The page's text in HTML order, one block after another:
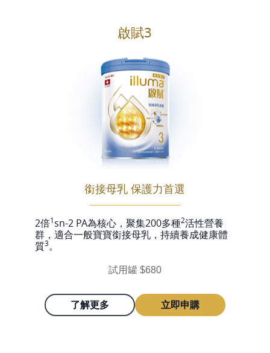
啟賦3
銜接母乳 保護力首選
2倍1sn-2 PA為核心，聚集200多種2活性營養
群，適合一般寶寶銜接母乳，持續養成健康體
質3。
試用罐 $680
了解更多 立即申購